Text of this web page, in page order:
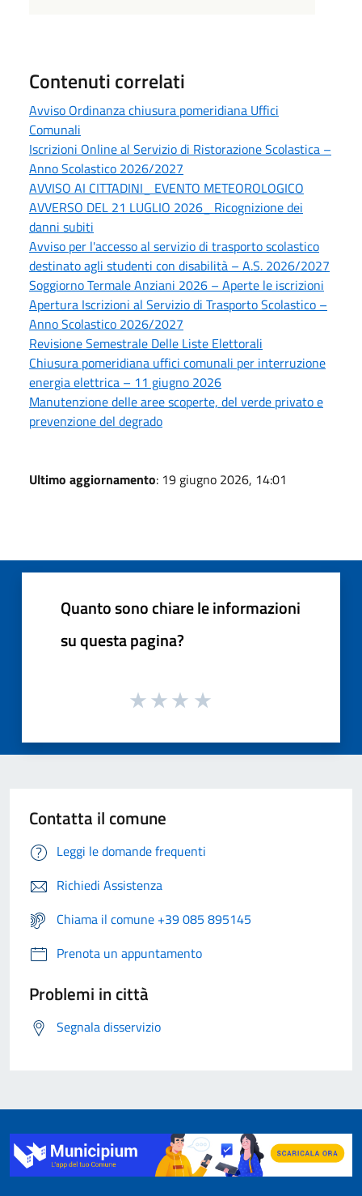
Contenuti correlati
Avviso Ordinanza chiusura pomeridiana Uffici
Comunali
Iscrizioni Online al Servizio di Ristorazione Scolastica –
Anno Scolastico 2026/2027
AVVISO AI CITTADINI_ EVENTO METEOROLOGICO
AVVERSO DEL 21 LUGLIO 2026_ Ricognizione dei
danni subiti
Avviso per l'accesso al servizio di trasporto scolastico
destinato agli studenti con disabilità – A.S. 2026/2027
Soggiorno Termale Anziani 2026 – Aperte le iscrizioni
Apertura Iscrizioni al Servizio di Trasporto Scolastico –
Anno Scolastico 2026/2027
Revisione Semestrale Delle Liste Elettorali
Chiusura pomeridiana uffici comunali per interruzione
energia elettrica – 11 giugno 2026
Manutenzione delle aree scoperte, del verde privato e
prevenzione del degrado
Ultimo aggiornamento: 19 giugno 2026, 14:01
Quanto sono chiare le informazioni
su questa pagina?
Contatta il comune
Leggi le domande frequenti
Richiedi Assistenza
Chiama il comune +39 085 895145
Prenota un appuntamento
Problemi in città
Segnala disservizio